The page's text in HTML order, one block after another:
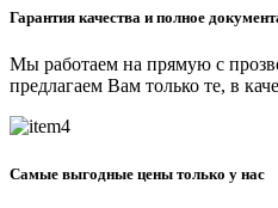
Гарантия качества и полное
Мы работаем на прямую с
предлагаем Вам только те, в
Самые выгодные цены только у нас